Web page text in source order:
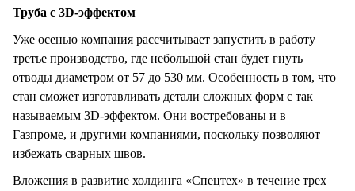
Труба с 3D-эффектом
Уже осенью компания рассчитывает запустить в работу
третье производство, где небольшой стан будет гнуть
отводы диаметром от 57 до 530 мм. Особенность в том, что
стан сможет изготавливать детали сложных форм с так
называемым 3D-эффектом. Они востребованы и в
Газпроме, и другими компаниями, поскольку позволяют
избежать сварных швов.
Вложения в развитие холдинга «Спецтех» в течение трех